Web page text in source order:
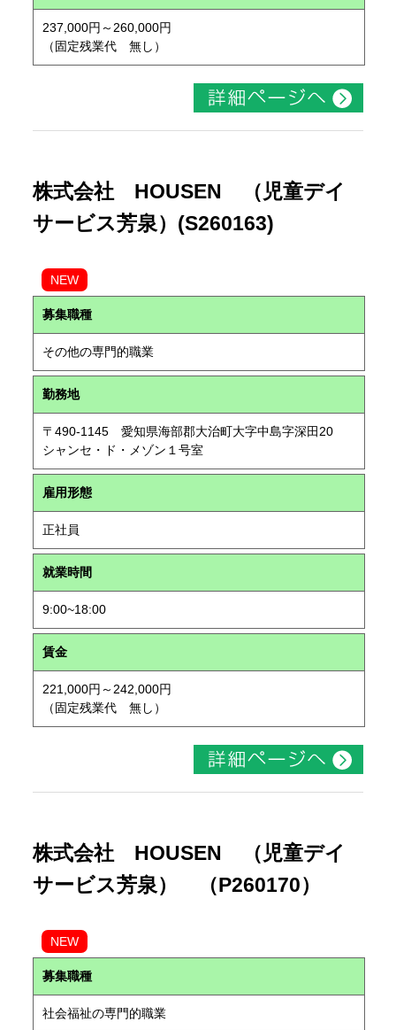
237,000円～260,000円
（固定残業代 無し）
株式会社 HOUSEN （児童デイ
サービス芳泉）(S260163)
NEW
募集職種
その他の専門的職業
勤務地
〒490-1145 愛知県海部郡大治町大字中島字深田20
シャンセ・ド・メゾン１号室
雇用形態
正社員
就業時間
9:00~18:00
賃金
221,000円～242,000円
（固定残業代 無し）
株式会社 HOUSEN （児童デイ
サービス芳泉） （P260170）
NEW
募集職種
社会福祉の専門的職業